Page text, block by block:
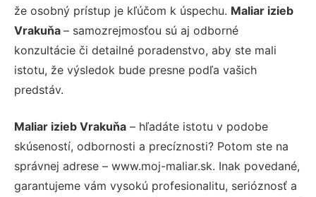
že osobný prístup je kľúčom k úspechu. Maliar izieb
Vrakuňa – samozrejmosťou sú aj odborné
konzultácie či detailné poradenstvo, aby ste mali
istotu, že výsledok bude presne podľa vašich
predstáv.
Maliar izieb Vrakuňa – hľadáte istotu v podobe
skúseností, odbornosti a precíznosti? Potom ste na
správnej adrese – www.moj-maliar.sk. Inak povedané,
garantujeme vám vysokú profesionalitu, serióznosť a